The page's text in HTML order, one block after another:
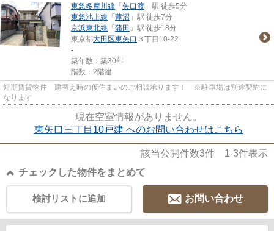
東急多摩川線 「 矢口渡 」駅 徒歩5分
東急池上線 「 蓮沼 」駅 徒歩7分
京浜東北線 「 蒲田 」駅 徒歩18分
東京都大田区東矢口 ３丁目10-22
-
築年数：築30年
階数：2階建
短期賃貸物件 建替え時の仮住まいのご相談承ります！ ※駐車場は別途契約に
なります
現在空室情報がありません。
東矢口三丁目10戸建 へのお問い合わせはこちら
該当公開件数3件 1-3件表示
チェックした物件をまとめて
お問い合わせ
検討リストに追加